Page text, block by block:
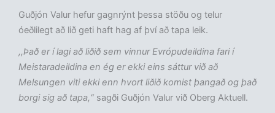
Guðjón Valur hefur gagnrýnt þessa stöðu og telur
óeðlilegt að lið geti haft hag af því að tapa leik.
,,Það er í lagi að liðið sem vinnur Evrópudeildina fari í
Meistaradeildina en ég er ekki eins sáttur við að
Melsungen viti ekki enn hvort liðið komist þangað og það
borgi sig að tapa,“ sagði Guðjón Valur við Oberg Aktuell.